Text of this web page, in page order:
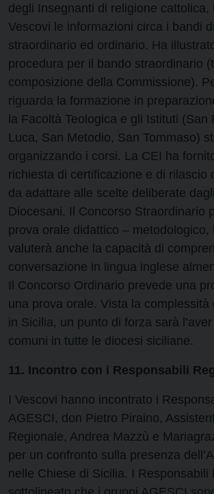
degli Insegnanti di religione cattolica,
Vescovi le informazioni circa i bandi
straordinario ed ordinario. Ha
procedura per il bando straordinario
composizione della Commissione).
riguarda la formazione in
la Facoltà Teologica e gli Istituti (San
Luca, San Metodio, San Tommaso)
organizzando i corsi. La CEI ha
richiesta di certificazione e di rilascio
da adattare alle scelte deliberate
Diocesani. Il Concorso Straordinario
prova orale didattico – metodologico,
valuterà anche la capacità di
conversazione in lingua inglese
Il Concorso Ordinario prevede una
una prova orale. Vista la complessità
in Sicilia, un punto di forza sarà
comuni in tutte le diocesi siciliane.
11. Incontro con i Responsabili
I Vescovi hanno incontrato i
AGESCI, don Pietro Piraino,
Regionale, Andrea Mazzù e
per un confronto sulla presenza
nelle Chiese di Sicilia. I Responsabili